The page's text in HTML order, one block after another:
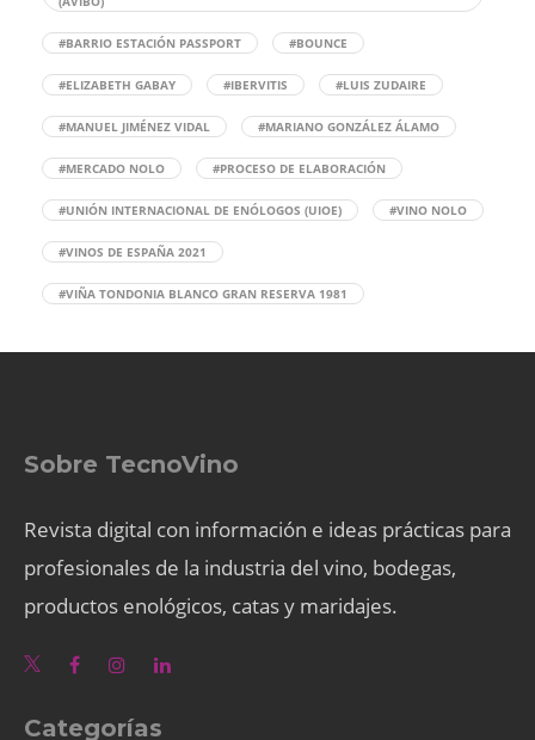
#BARRIO ESTACIÓN PASSPORT #BOUNCE
#ELIZABETH GABAY #IBERVITIS #LUIS ZUDAIRE
#MANUEL JIMÉNEZ VIDAL #MARIANO GONZÁLEZ ÁLAMO
#MERCADO NOLO #PROCESO DE ELABORACIÓN
#UNIÓN INTERNACIONAL DE ENÓLOGOS (UIOE) #VINO NOLO
#VINOS DE ESPAÑA 2021
#VIÑA TONDONIA BLANCO GRAN RESERVA 1981
Sobre TecnoVino
Revista digital con información e ideas prácticas para
profesionales de la industria del vino, bodegas,
productos enológicos, catas y maridajes.
Categorías